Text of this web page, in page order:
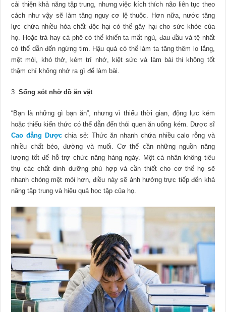
cải thiện khả năng tập trung, nhưng việc kích thích não liên tục theo
cách như vậy sẽ làm tăng nguy cơ lệ thuộc. Hơn nữa, nước tăng
lực chứa nhiều hóa chất độc hại có thể gây hại cho sức khỏe của
họ. Hoặc trà hay cà phê có thể khiến ta mất ngủ, đau đầu và tệ nhất
có thể dẫn đến ngừng tim. Hậu quả có thể làm ta tăng thêm lo lắng,
mệt mỏi, khó thở, kém trí nhớ, kiệt sức và làm bài thi không tốt
thậm chí không nhớ ra gì để làm bài.
Sống sót nhờ đồ ăn vặt
“Bạn là những gì bạn ăn”, nhưng vì thiếu thời gian, động lực kém
hoặc thiếu kiến ​​thức có thể dẫn đến thói quen ăn uống kém. Dược sĩ
Cao đẳng Dượcchia sẻ: Thức ăn nhanh chứa nhiều calo rỗng và
nhiều chất béo, đường và muối. Cơ thể cần những nguồn năng
lượng tốt để hỗ trợ chức năng hàng ngày. Một cá nhân không tiêu
thụ các chất dinh dưỡng phù hợp và cần thiết cho cơ thể họ sẽ
nhanh chóng mệt mỏi hơn, điều này sẽ ảnh hưởng trực tiếp đến khả
năng tập trung và hiệu quả học tập của họ.